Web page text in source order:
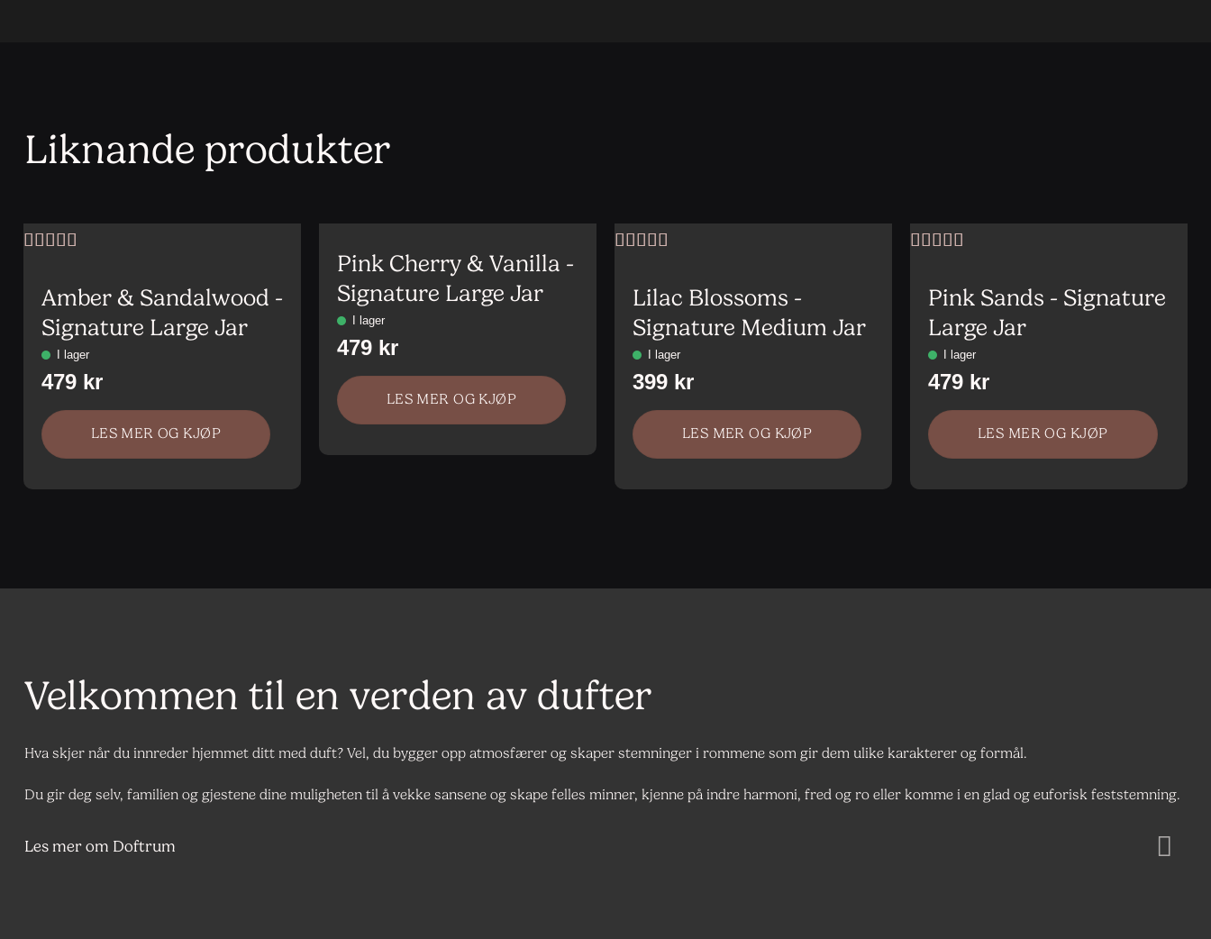
Liknande produkter
Amber & Sandalwood -
Signature Large Jar
LES MER OG KJØP
Pink Cherry & Vanilla -
Signature Large Jar
LES MER OG KJØP
Lilac Blossoms -
Signature Medium Jar
LES MER OG KJØP
Pink Sands - Signature
Large Jar
LES MER OG KJØP
Velkommen til en verden av dufter
Hva skjer når du innreder hjemmet ditt med duft? Vel, du bygger opp atmosfærer og skaper stemninger i rommene som gir dem ulike karakterer og formål.
Du gir deg selv, familien og gjestene dine muligheten til å vekke sansene og skape felles minner, kjenne på indre harmoni, fred og ro eller komme i en glad og euforisk feststemning.
Les mer om Doftrum